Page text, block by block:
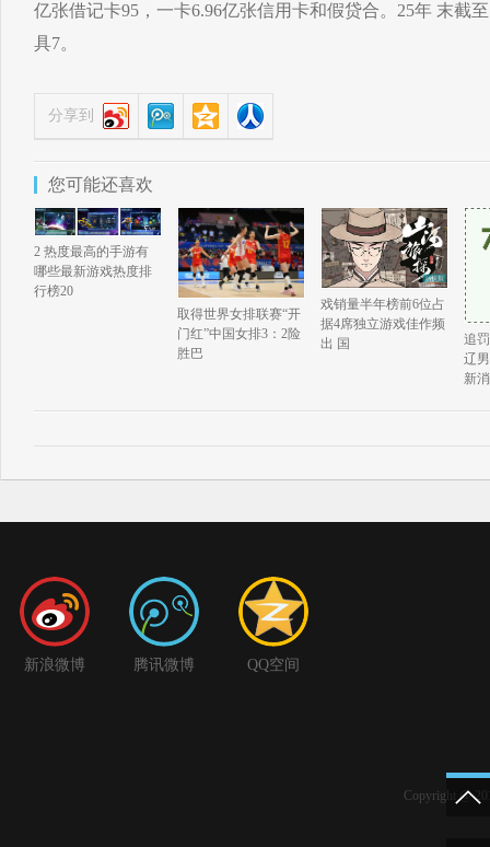
亿张借记卡95，一卡6.96亿张信用卡和假贷合。25年 末截
具7。
分享到
您可能还喜欢
2 热度最高的手游有
哪些最新游戏热度排
行榜20
取得世界女排联赛“开
门红”中国女排3：2险
胜巴
戏销量半年榜前6位占
据4席独立游戏佳作频
出 国
追
辽
新
新浪微博 腾讯微博 QQ空间
Copyright @